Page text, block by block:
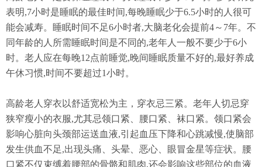
表明,7小时是睡眠的最佳时间,每晚睡眠少于6.5小时的人很可
能会减寿。睡眠时间不足6小时者,大脑老化会提前4～7年。不
同年龄的人所需睡眠时间是不同的,老年人一般不要少于6小
时。老人应在每晚12点前睡觉,晚间睡眠质量不好的,最好养成
午休习惯,时间不要超过1小时。
高龄老人穿衣以舒适宽松为主，穿衣忌三紧。老年人切忌穿
狭窄瘦小的衣服,尤其忌领口紧、腰口紧、袜口紧。领口紧会
影响心脏向头颈部运送血液,引起血压下降和心跳减慢,使脑部
发生供血不足,出现头痛、头晕、恶心、眼冒金星等症状。腰
口紧不仅束缚着腰部的骨骼和肌肉,还会影响这些部位的血液